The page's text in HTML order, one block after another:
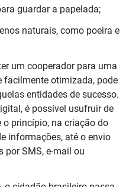
guardar a papelada;
naturais, como poeira e
um cooperador para uma
facilmente otimizada, pode
entidades de sucesso.
é possível usufruir de
o princípio, na criação do
informações, até o envio
por SMS, e-mail ou